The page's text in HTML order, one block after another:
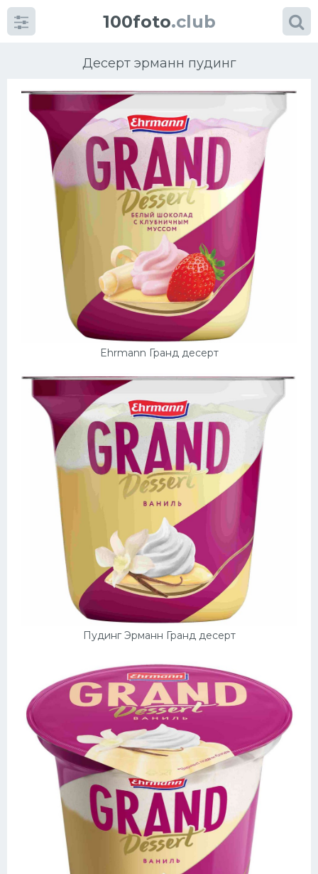
100foto.club
Десерт эрманн пудинг
Ehrmann Гранд десерт
Пудинг Эрманн Гранд десерт
Категории картинок
Мясные блюда
Печенье
Дизайн комнаты